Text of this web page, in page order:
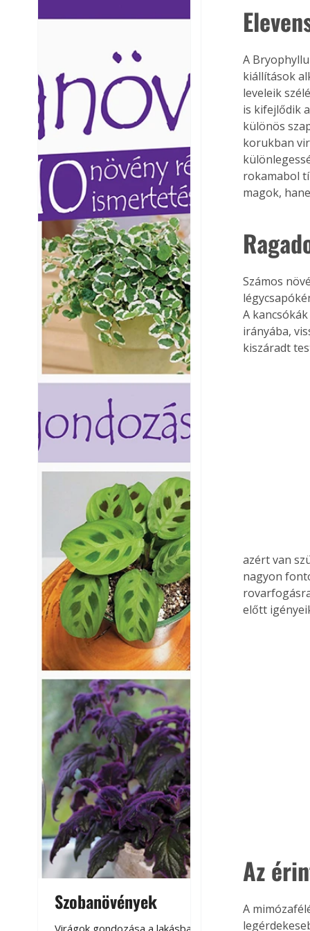
Ezermester
Laptapir kényelmes
Szobanövények
Virágoskert:
teraszon,
A
kiállítások
leveleik
is kifejlődik
különös
korukban
rokamabol
magok,
Számos
A
irányába,
kiszáradt
azért van
nagyon
előtt
Az
A